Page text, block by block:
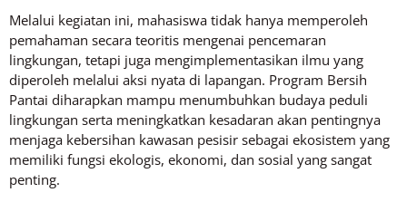
Melalui kegiatan ini, mahasiswa tidak hanya memperoleh
pemahaman secara teoritis mengenai pencemaran
lingkungan, tetapi juga mengimplementasikan ilmu yang
diperoleh melalui aksi nyata di lapangan. Program Bersih
Pantai diharapkan mampu menumbuhkan budaya peduli
lingkungan serta meningkatkan kesadaran akan pentingnya
menjaga kebersihan kawasan pesisir sebagai ekosistem yang
memiliki fungsi ekologis, ekonomi, dan sosial yang sangat
penting.